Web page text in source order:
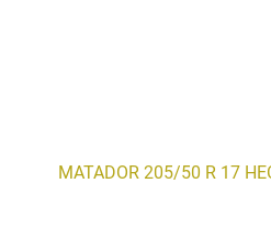
MATADOR 205/50 R 17